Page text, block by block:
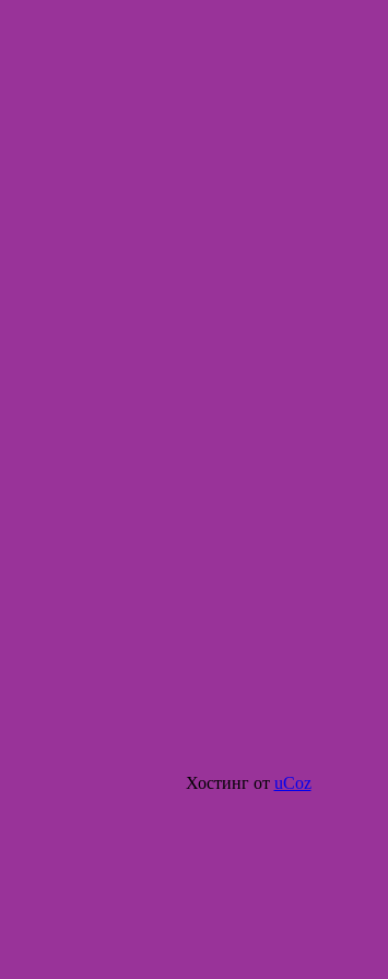
Хостинг от uCoz